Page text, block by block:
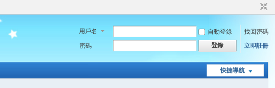
用戶名 自動登錄
找回密碼
密碼
登錄 立即註冊
快捷導航